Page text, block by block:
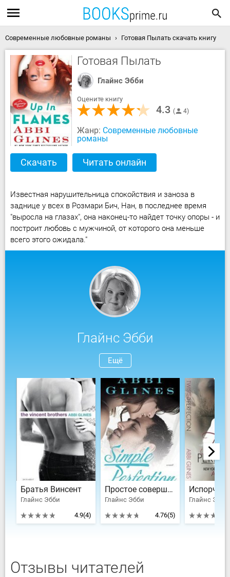
Современные любовные романы Готовая Пылать скачать книгу
Готовая Пылать
Глайнс Эбби
Оцените книгу
4.3 4
Жанр: Современные любовные
романы
Скачать Читать онлайн
Известная нарушительница спокойствия и заноза в
заднице у всех в Розмари Бич, Нан, в последнее время
"выросла на глазах", она наконец-то найдет точку опоры - и
построит любовь с мужчиной, от которого она меньше
всего этого ожидала."
Глайнс Эбби
Ещё
Братья Винсент
Глайнс Эбби
4.9(4)
Простое совершенство
Глайнс Эбби
4.76(5)
Глайнс Эбби
Отзывы читателей